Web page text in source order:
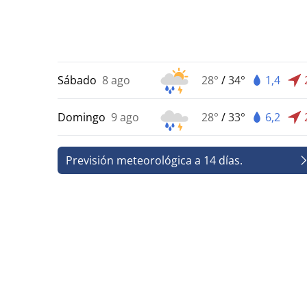
Sábado 8 ago 28° /34° 1,4
Domingo 9 ago 28° /33° 6,2
Previsión meteorológica a 14 días.